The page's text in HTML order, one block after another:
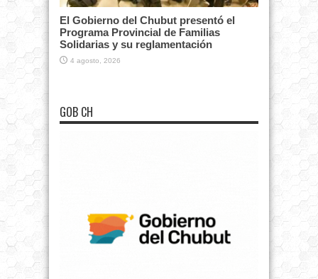
El Gobierno del Chubut presentó el
Programa Provincial de Familias
Solidarias y su reglamentación
4 agosto, 2026
GOB CH